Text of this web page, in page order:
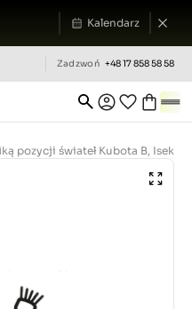
Kalendarz
Zadzwoń +48 17 858 58 58
pozycji świateł Kubota B, Iseki